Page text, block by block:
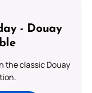
- Douay
the classic Douay